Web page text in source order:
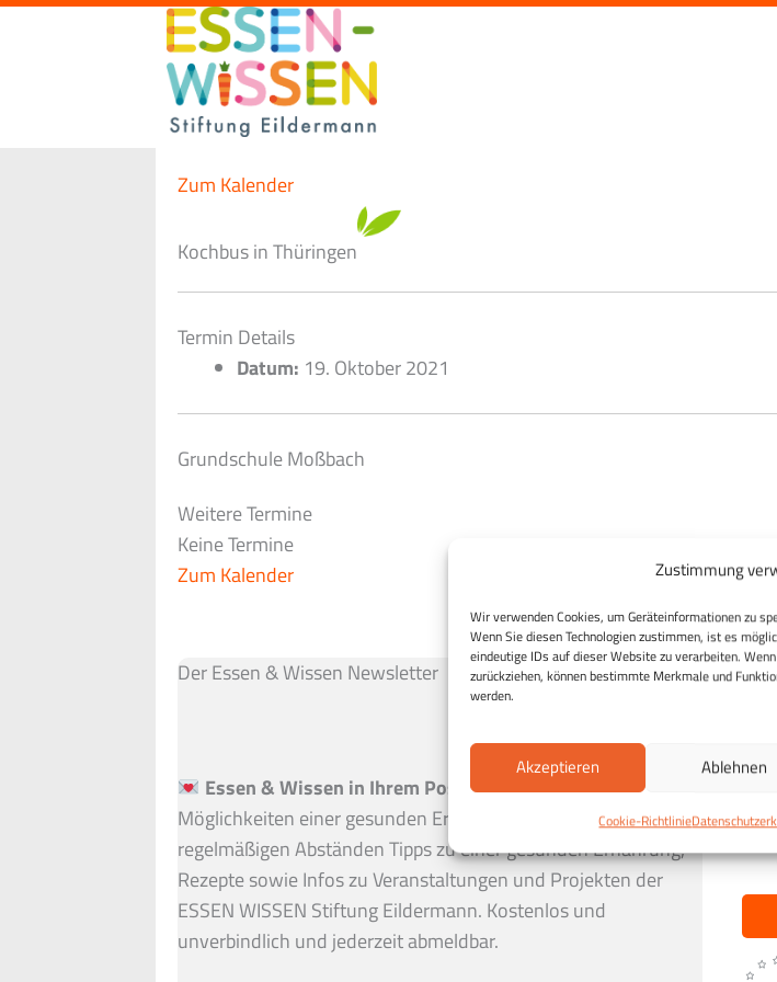
Zustimmung
Wir verwenden Cookies, um Geräteinformationen zu
Wenn Sie diesen Technologien zustimmen, ist es
eindeutige IDs auf dieser Website zu verarbeiten.
zurückziehen, können bestimmte Merkmale und
werden.
Akzeptieren Ablehnen
Cookie-Richtlinie
Zum
Zum Kalender
Kochbus in Thüringen
Termin Details
Datum: 19. Oktober 2021
Grundschule Moßbach
Weitere Termine
Keine Termine
Zum Kalender
Der Essen & Wissen Newsletter
Essen & Wissen in Ihrem Postfach:Entdecken Sie die
Möglichkeiten einer gesunden Ernährung und erhalten Sie in
regelmäßigen Abständen Tipps zu einer gesunden Ernährung,
Rezepte sowie Infos zu Veranstaltungen und Projekten der
ESSEN WISSEN Stiftung Eildermann. Kostenlos und
unverbindlich und jederzeit abmeldbar.